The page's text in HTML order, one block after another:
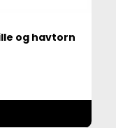
og havtorn